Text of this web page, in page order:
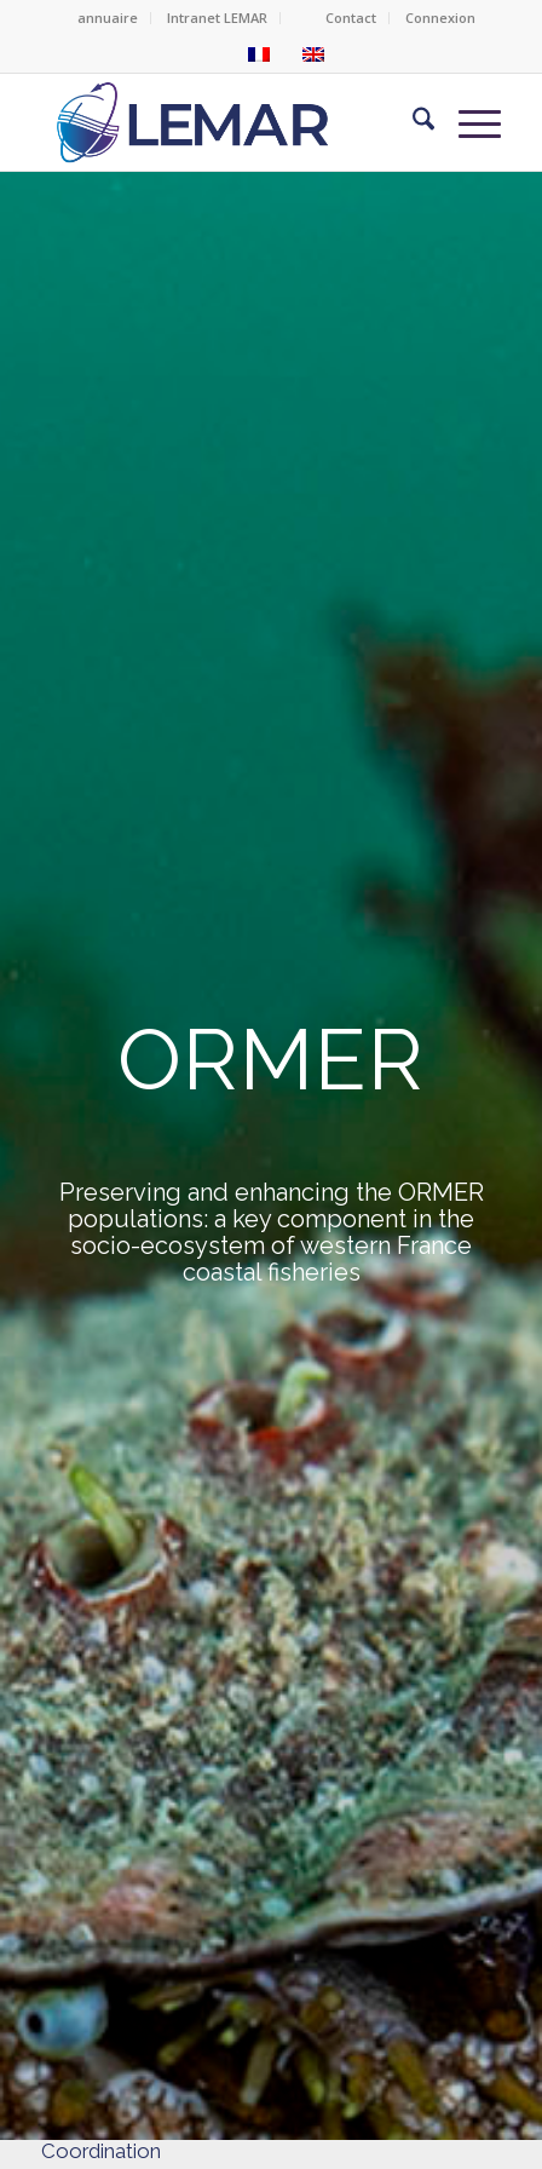
annuaire Intranet LEMAR Contact Connexion
ORMER
Preserving and enhancing the ORMER
populations: a key component in the
socio-ecosystem of western France
coastal fisheries
Coordination